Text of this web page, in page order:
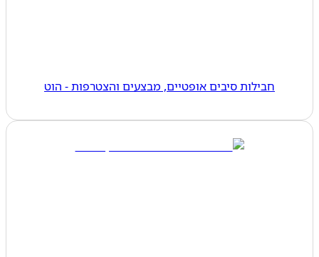
חבילות סיבים אופטיים, מבצעים והצטרפות - הוט